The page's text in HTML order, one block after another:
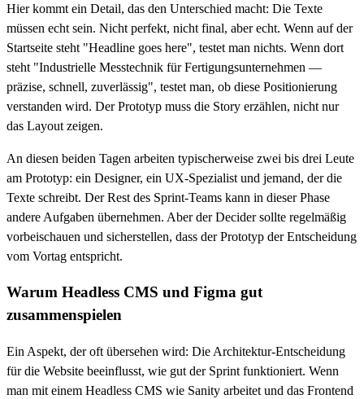
Hier kommt ein Detail, das den Unterschied macht: Die Texte
müssen echt sein. Nicht perfekt, nicht final, aber echt. Wenn auf der
Startseite steht "Headline goes here", testet man nichts. Wenn dort
steht "Industrielle Messtechnik für Fertigungsunternehmen —
präzise, schnell, zuverlässig", testet man, ob diese Positionierung
verstanden wird. Der Prototyp muss die Story erzählen, nicht nur
das Layout zeigen.
An diesen beiden Tagen arbeiten typischerweise zwei bis drei Leute
am Prototyp: ein Designer, ein UX-Spezialist und jemand, der die
Texte schreibt. Der Rest des Sprint-Teams kann in dieser Phase
andere Aufgaben übernehmen. Aber der Decider sollte regelmäßig
vorbeischauen und sicherstellen, dass der Prototyp der Entscheidung
vom Vortag entspricht.
Warum Headless CMS und Figma gut
zusammenspielen
Ein Aspekt, der oft übersehen wird: Die Architektur-Entscheidung
für die Website beeinflusst, wie gut der Sprint funktioniert. Wenn
man mit einem Headless CMS wie Sanity arbeitet und das Frontend